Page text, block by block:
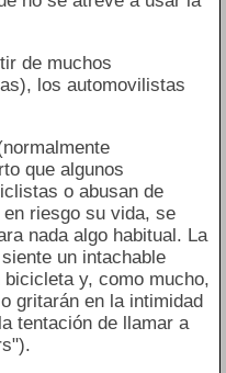
de muchos
los automovilistas
que algunos
o abusan de
riesgo su vida, se
nada algo habitual. La
un intachable
y, como mucho,
gritarán en la intimidad
tentación de llamar a